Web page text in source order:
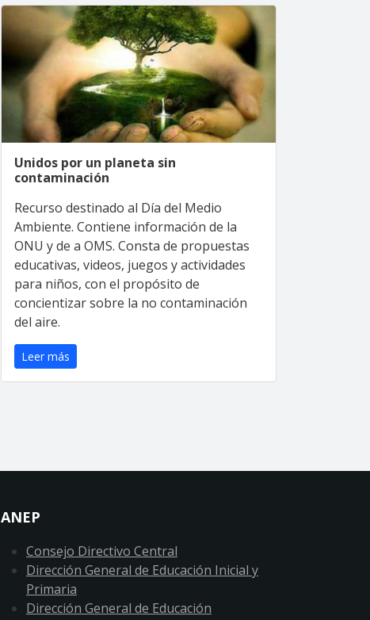
Unidos por un planeta sin
contaminación
Recurso destinado al Día del Medio
Ambiente. Contiene información de la
ONU y de a OMS. Consta de propuestas
educativas, videos, juegos y actividades
para niños, con el propósito de
concientizar sobre la no contaminación
del aire.
Leer más
ANEP
Consejo Directivo Central
Dirección General de Educación Inicial y
Primaria
Dirección General de Educación